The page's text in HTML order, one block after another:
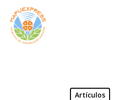
Skip
main
Artículos